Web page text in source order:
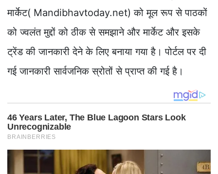
मार्केट( Mandibhavtoday.net) को मूल रूप से पाठकों
को ज्वलंत मुद्दों को ठीक से समझाने और मार्केट और इसके
ट्रेंड की जानकारी देने के लिए बनाया गया है। पोर्टल पर दी
गई जानकारी सार्वजनिक स्रोतों से प्राप्त की गई है।